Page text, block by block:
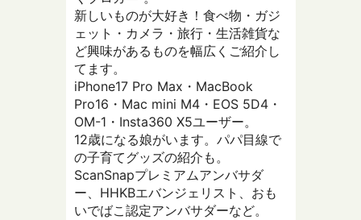
新しいものが大好き！食べ物・ガジ
ェット・カメラ・旅行・生活雑貨な
ど興味があるものを幅広くご紹介し
てます。
iPhone17 Pro Max・MacBook
Pro16・Mac mini M4・EOS 5D4・
OM-1・Insta360 X5ユーザー。
12歳になる娘がいます。パパ目線で
の子育てグッズの紹介も。
ScanSnapプレミアムアンバサダ
ー、HHKBエバンジェリスト、おも
いでばこ認定アンバサダーなど。